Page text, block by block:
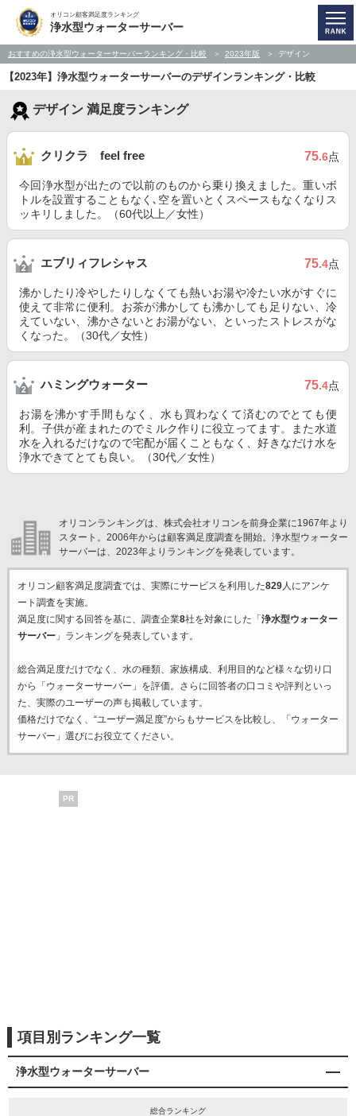
オリコン顧客満足度ランキング
浄水型ウォーターサーバー
おすすめの浄水型ウォーターサーバーランキング・比較 2023年版 デザイン
【2023年】浄水型ウォーターサーバーのデザインランキング・比較
デザイン 満足度ランキング
クリクラ feel free 75.6点
今回浄水型が出たので以前のものから乗り換えました。重いボ
トルを設置することもなく､空を置いとくスペースもなくなりス
ッキリしました。（60代以上／女性）
エブリィフレシャス 75.4点
沸かしたり冷やしたりしなくても熱いお湯や冷たい水がすぐに
使えて非常に便利。お茶が沸かしても沸かしても足りない、冷
えていない、沸かさないとお湯がない、といったストレスがな
くなった。（30代／女性）
ハミングウォーター 75.4点
お湯を沸かす手間もなく、水も買わなくて済むのでとても便
利。子供が産まれたのでミルク作りに役立ってます。また水道
水を入れるだけなので宅配が届くこともなく、好きなだけ水を
浄水できてとても良い。（30代／女性）
オリコンランキングは、株式会社オリコンを前身企業に1967年より
スタート。2006年からは顧客満足度調査を開始。浄水型ウォーター
サーバーは、2023年よりランキングを発表しています。
オリコン顧客満足度調査では、実際にサービスを利用した829人にアンケ
ート調査を実施。
満足度に関する回答を基に、調査企業8社を対象にした「 浄水型ウォーター
サーバー」ランキングを発表しています。
総合満足度だけでなく、水の種類、家族構成、利用目的など様々な切り口
から「ウォーターサーバー」を評価。さらに回答者の口コミや評判といっ
た、実際のユーザーの声も掲載しています。
価格だけでなく、“ユーザー満足度”からもサービスを比較し、「ウォーター
サーバー」選びにお役立てください。
PR
項目別ランキング一覧
浄水型ウォーターサーバー
総合ランキング